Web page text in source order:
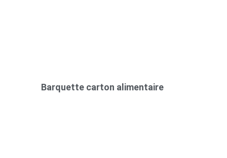
Barquette carton alimentaire